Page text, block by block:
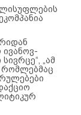
„ამ
რომლებმაც